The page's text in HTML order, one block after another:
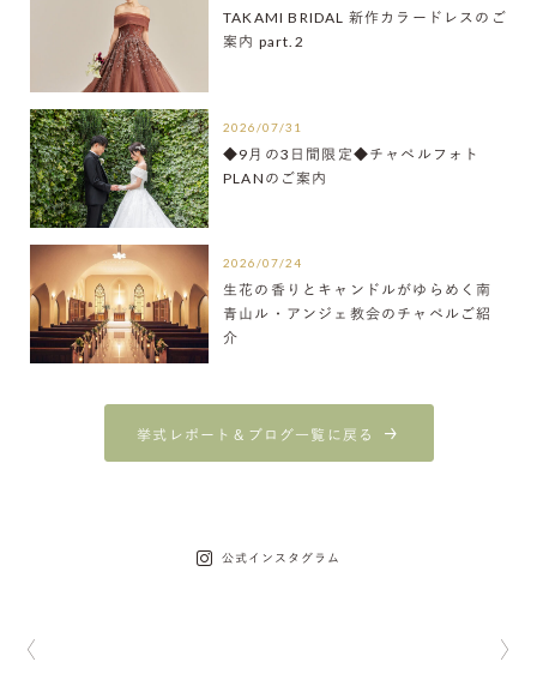
TAKAMI BRIDAL 新作カラードレスのご
案内 part.2
2026/07/31
◆9月の3日間限定◆チャペルフォト
PLANのご案内
2026/07/24
生花の香りとキャンドルがゆらめく南
青山ル・アンジェ教会のチャペルご紹
介
挙式レポート＆ブログ一覧に戻る
公式インスタグラム